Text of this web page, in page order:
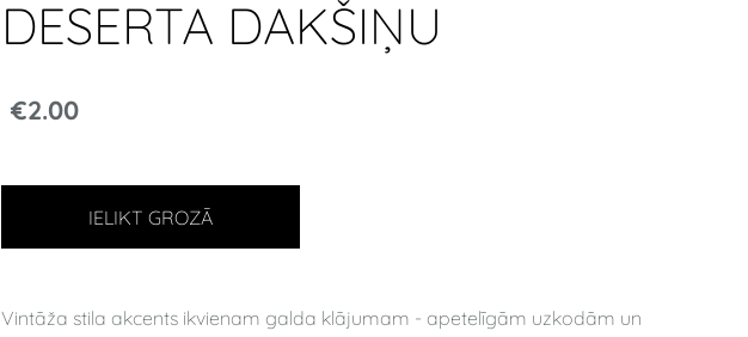
DESERTA DAKŠIŅU
€2.00
IELIKT GROZĀ
Vintāža stila akcents ikvienam galda klājumam - apetelīgām uzkodām un